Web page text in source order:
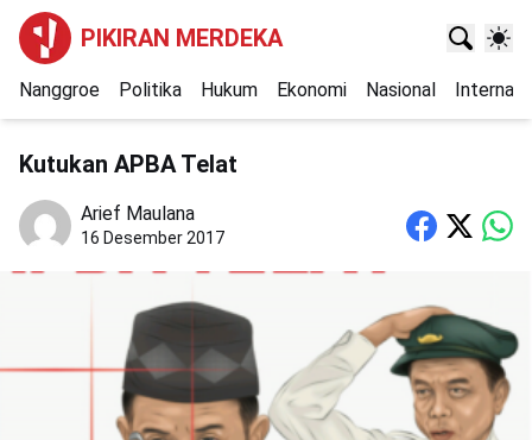
PIKIRAN MERDEKA
Nanggroe Politika Hukum Ekonomi Nasional
Kutukan APBA Telat
Arief Maulana
16 Desember 2017